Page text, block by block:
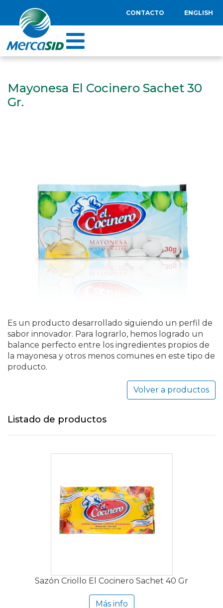
CONTACTO ENGLISH
Mayonesa El Cocinero Sachet 30
Gr.
Es un producto desarrollado siguiendo un perfil de
sabor innovador. Para lograrlo, hemos logrado un
balance perfecto entre los ingredientes propios de
la mayonesa y otros menos comunes en este tipo de
producto.
Volver a productos
Listado de productos
Sazón Criollo El Cocinero Sachet 40 Gr
Más info